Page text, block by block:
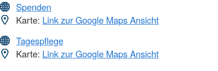
Spenden
Karte: Link zur Google Maps Ansicht
Tagespflege
Karte: Link zur Google Maps Ansicht